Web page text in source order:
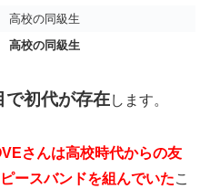
高校の同級生
高校の同級生
で初代が存在します。
さんは高校時代からの友
ースバンドを組んでいたこ